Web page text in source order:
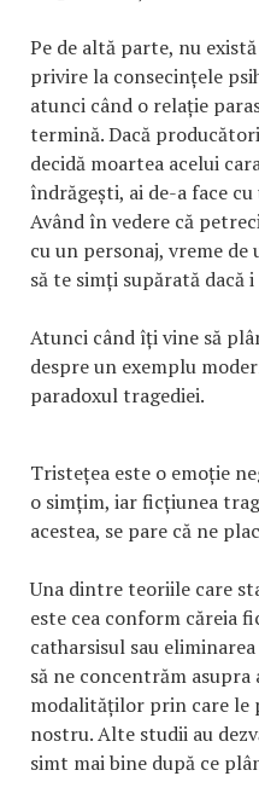
Pe de altă parte, nu
privire la consecințele
atunci când o relație
termină. Dacă
decidă moartea acelui
îndrăgești, ai de-a face
Având în vedere că
cu un personaj, vreme
să te simți supărată dacă
Atunci când îți vine să
despre un exemplu
paradoxul tragediei.
Tristețea este o emoție
o simțim, iar ficțiunea
acestea, se pare că ne
Una dintre teoriile care
este cea conform căreia
catharsisul sau
să ne concentrăm
modalităților prin care le
nostru. Alte studii au
simt mai bine după ce